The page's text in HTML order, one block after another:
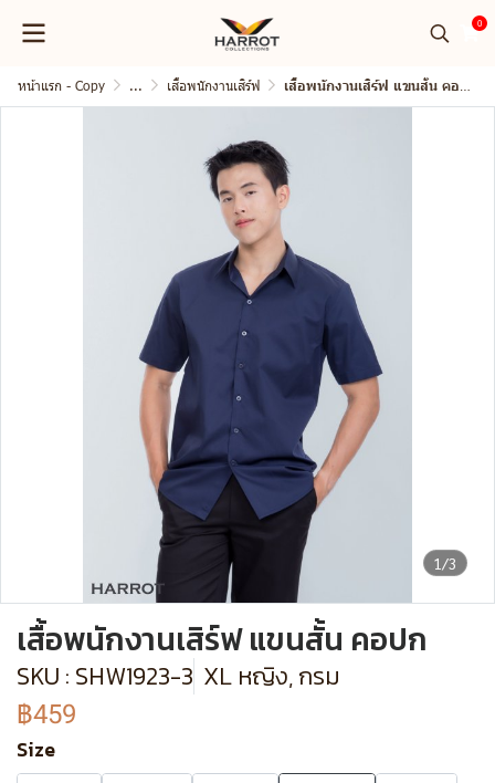
0
หน้าแรก - Copy ... เสื้อพนักงานเสิร์ฟ เสื้อพนักงานเสิร์ฟ แขนสั้น คอปก
1/3
เสื้อพนักงานเสิร์ฟ แขนสั้น คอปก
SKU : SHW1923-3 XL หญิง, กรม
฿459
Size